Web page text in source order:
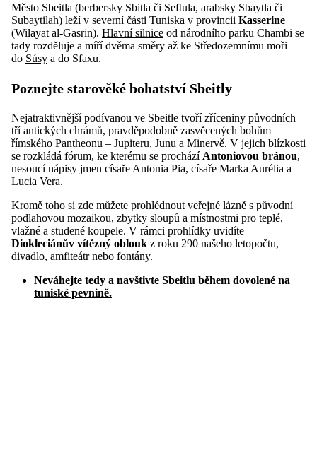
Město Sbeitla (berbersky Sbitla či Seftula, arabsky Sbaytla či
Subaytilah) leží v severní části Tuniska v provincii Kasserine
(Wilayat al-Gasrin). Hlavní silnice od národního parku Chambi se
tady rozděluje a míří dvěma směry až ke Středozemnímu moři –
do Súsy a do Sfaxu.
Poznejte starověké bohatství Sbeitly
Nejatraktivnější podívanou ve Sbeitle tvoří zříceniny původních
tří antických chrámů, pravděpodobně zasvěcených bohům
římského Pantheonu – Jupiteru, Junu a Minervě. V jejich blízkosti
se rozkládá fórum, ke kterému se prochází Antoniovou bránou,
nesoucí nápisy jmen císaře Antonia Pia, císaře Marka Aurélia a
Lucia Vera.
Kromě toho si zde můžete prohlédnout veřejné lázně s původní
podlahovou mozaikou, zbytky sloupů a místnostmi pro teplé,
vlažné a studené koupele. V rámci prohlídky uvidíte
Diokleciánův vítězný oblouk z roku 290 našeho letopočtu,
divadlo, amfiteátr nebo fontány.
Neváhejte tedy a navštivte Sbeitlu během dovolené na
tuniské pevnině.